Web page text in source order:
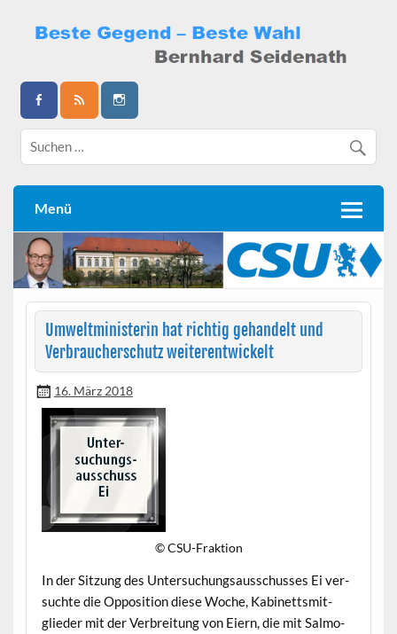
content
Bernhard Seidenath
Menü
Umweltministerin hat richtig gehandelt und
Verbraucherschutz weiterentwickelt
16. März 2018
© CSU-Frak­tion
In der Sitzung des Unter­suchungsauss­chuss­es Ei ver­
suchte die Oppo­si­tion diese Woche, Kabi­nettsmit­
glieder mit der Ver­bre­itung von Eiern, die mit Sal­mo­